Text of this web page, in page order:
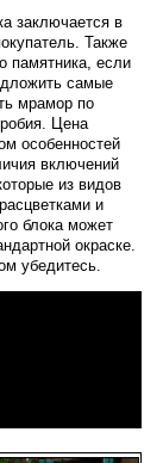
заключается в
Также
памятника, если
самые
мрамор по
Цена
особенностей
включений
из видов
и
блока может
окраске.
убедитесь.